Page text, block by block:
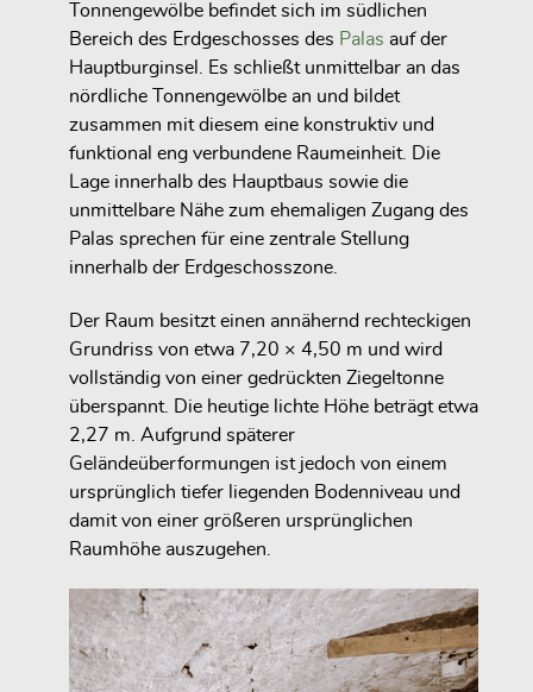
Tonnengewölbe befindet sich im südlichen
Bereich des Erdgeschosses des Palas auf der
Hauptburginsel. Es schließt unmittelbar an das
nördliche Tonnengewölbe an und bildet
zusammen mit diesem eine konstruktiv und
funktional eng verbundene Raumeinheit. Die
Lage innerhalb des Hauptbaus sowie die
unmittelbare Nähe zum ehemaligen Zugang des
Palas sprechen für eine zentrale Stellung
innerhalb der Erdgeschosszone.
Der Raum besitzt einen annähernd rechteckigen
Grundriss von etwa 7,20 × 4,50 m und wird
vollständig von einer gedrückten Ziegeltonne
überspannt. Die heutige lichte Höhe beträgt etwa
2,27 m. Aufgrund späterer
Geländeüberformungen ist jedoch von einem
ursprünglich tiefer liegenden Bodenniveau und
damit von einer größeren ursprünglichen
Raumhöhe auszugehen.